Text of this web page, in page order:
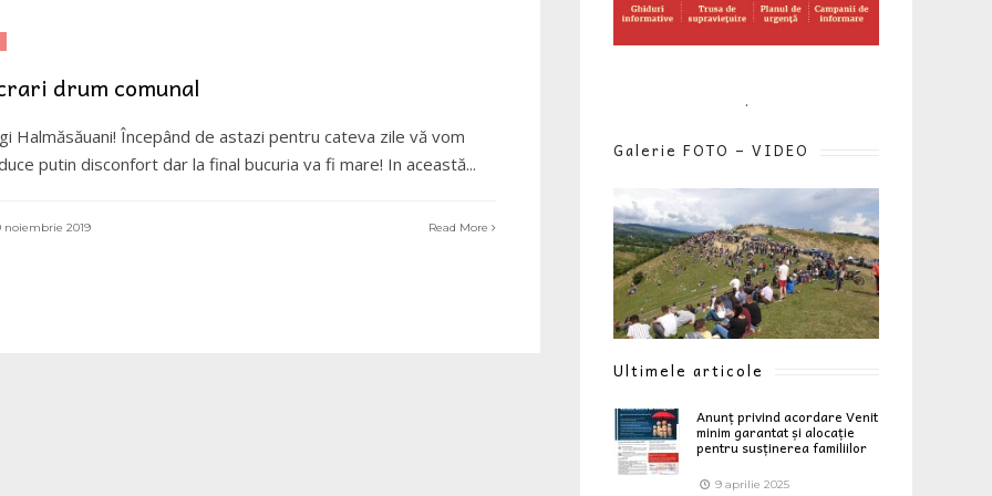
drum comunal
Halmăsăuani! Începând de astazi pentru cateva zile vă vom
putin disconfort dar la final bucuria va fi mare! In această...
noiembrie 2019 Read More
.
Galerie FOTO – VIDEO
Ultimele articole
Anunț privind acordare Venit
minim garantat și alocație
pentru susținerea familiilor
9 aprilie 2025